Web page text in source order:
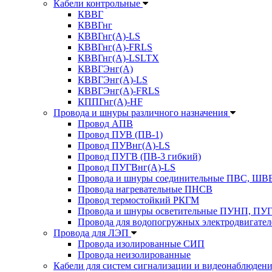
Кабели контрольные
КВВГ
КВВГнг
КВВГнг(А)-LS
КВВГнг(А)-FRLS
КВВГнг(А)-LSLTX
КВВГЭнг(А)
КВВГЭнг(А)-LS
КВВГЭнг(А)-FRLS
КППГнг(А)-HF
Провода и шнуры различного назначения
Провод АПВ
Провод ПУВ (ПВ-1)
Провод ПУВнг(А)-LS
Провод ПУГВ (ПВ-3 гибкий)
Провод ПУГВнг(А)-LS
Провода и шнуры соединительные ПВС,
Провода нагревательные ПНСВ
Провод термостойкий РКГМ
Провода и шнуры осветительные ПУНП,
Провода для водопогружных
Провода для ЛЭП
Провода изолированные СИП
Провода неизолированные
Кабели для систем сигнализации и